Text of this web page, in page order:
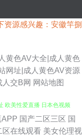
资源感兴趣：安徽竿捌
黄色AV大全|成人黄色
网址|成人黄色AV资源
交B网 网站地图
网址 成人看片 成人免费
APP 国产二区三区 国
区在线观看 美女伦理视